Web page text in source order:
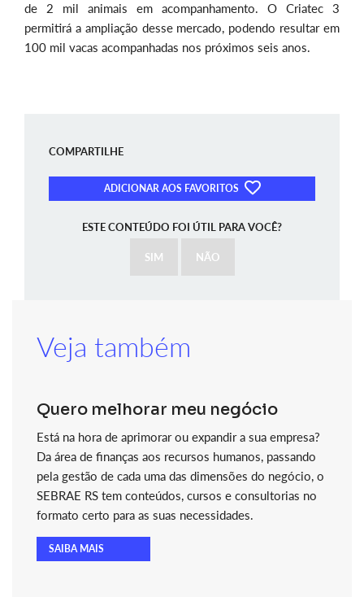
de 2 mil animais em acompanhamento. O Criatec 3
permitirá a ampliação desse mercado, podendo resultar em
100 mil vacas acompanhadas nos próximos seis anos.
COMPARTILHE
ADICIONAR AOS FAVORITOS
ESTE CONTEÚDO FOI ÚTIL PARA VOCÊ?
SIM NÃO
Veja também
Quero melhorar meu negócio
Está na hora de aprimorar ou expandir a sua empresa?
Da área de finanças aos recursos humanos, passando
pela gestão de cada uma das dimensões do negócio, o
SEBRAE RS tem conteúdos, cursos e consultorias no
formato certo para as suas necessidades.
SAIBA MAIS